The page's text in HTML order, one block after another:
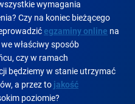
wymagania
Czy na koniec bieżącego
egzaminy online na
właściwy sposób
czy w ramach
będziemy w stanie utrzymać
a przez to jakość
poziomie?